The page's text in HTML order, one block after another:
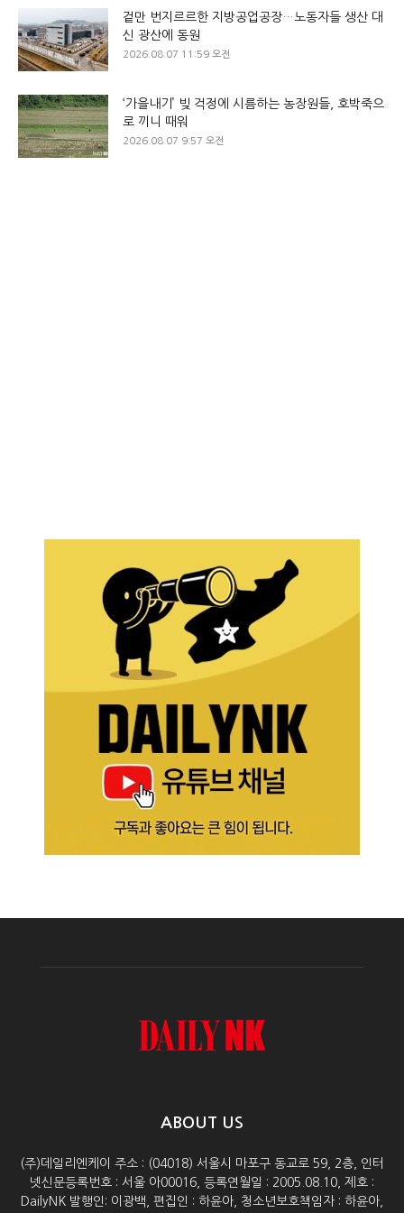
겉만 번지르르한 지방공업공장…노동자들 생산 대
신 광산에 동원
2026.08.07 11:59 오전
‘가을내기’ 빚 걱정에 시름하는 농장원들, 호박죽으
로 끼니 때워
2026.08.07 9:57 오전
ABOUT US
(주)데일리엔케이 주소 : (04018) 서울시 마포구 동교로 59, 2층, 인터
넷신문등록번호 : 서울 아00016, 등록연월일 : 2005.08.10, 제호 :
DailyNK 발행인: 이광백, 편집인 : 하윤아, 청소년보호책임자 : 하윤아,